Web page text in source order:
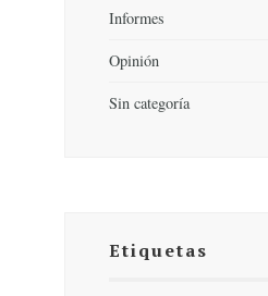
Informes
Opinión
Sin categoría
Etiquetas